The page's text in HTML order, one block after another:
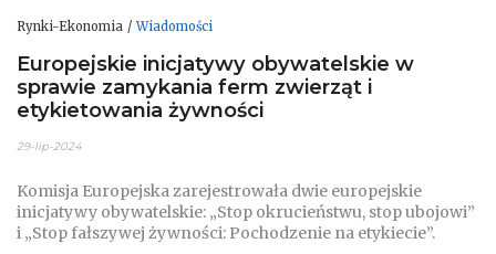
Rynki-Ekonomia Wiadomości
Europejskie inicjatywy obywatelskie w
sprawie zamykania ferm zwierząt i
etykietowania żywności
29-lip-2024
Komisja Europejska zarejestrowała dwie europejskie
inicjatywy obywatelskie: „Stop okrucieństwu, stop ubojowi”
i „Stop fałszywej żywności: Pochodzenie na etykiecie”.